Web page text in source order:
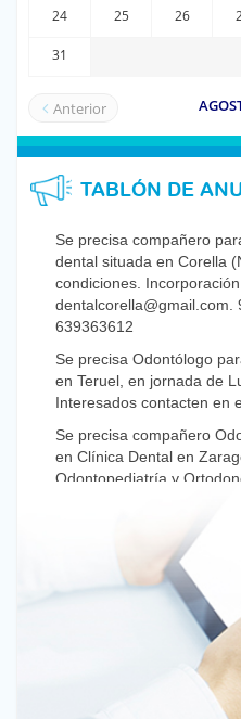
TABLÓN DE
Se precisa compañero
dental situada en Corella
condiciones. Incorporación
dentalcorella@gmail.com.
639363612
Se precisa Odontólogo
en Teruel, en jornada de
Interesados contacten en
Se precisa compañero
en Clínica Dental en
Odontopediatría y
Vendo, Traspaso Clínica
Jubilación. Interesados:
Se precisa Odontólogo
para Clínica en Logroño.
Se busca Odontólogo
de experiencia para
miércoles en clínica